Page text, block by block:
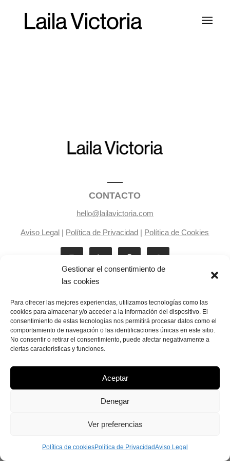
Gestionar el consentimiento de
las cookies
Para ofrecer las mejores experiencias, utilizamos tecnologías como las
cookies para almacenar y/o acceder a la información del dispositivo. El
consentimiento de estas tecnologías nos permitirá procesar datos como el
comportamiento de navegación o las identificaciones únicas en este sitio.
No consentir o retirar el consentimiento, puede afectar negativamente a
ciertas características y funciones.
Aceptar
Denegar
Ver preferencias
Política de cookiesPolítica de PrivacidadAviso Legal
CONTACTO
hello@lailavictoria.com
Aviso Legal | Política de Privacidad | Política de Cookies
Laila Victoria © copyright 2025